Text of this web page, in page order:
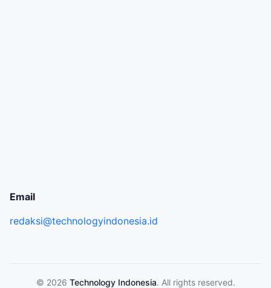
Email
redaksi@technologyindonesia.id
© 2026 Technology Indonesia. All rights reserved.